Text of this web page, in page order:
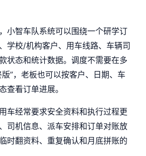
小智车队系统可以围绕一个研学订
学校/机构客户、用车线路、车辆司
状态和统计数据。调度不需要在多
”，老板也可以按客户、日期、车
查看订单进展。
车经常要求安全资料和执行过程更
司机信息、派车安排和订单对账放
时翻资料、重复确认和月底拼账的